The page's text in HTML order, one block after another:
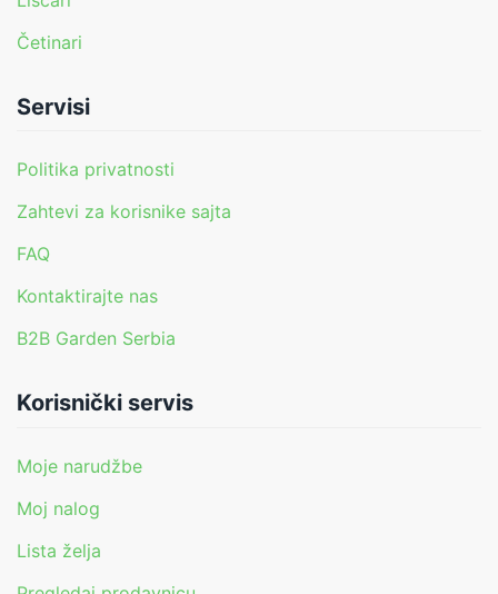
Četinari
Servisi
Politika privatnosti
Zahtevi za korisnike sajta
FAQ
Kontaktirajte nas
B2B Garden Serbia
Korisnički servis
Moje narudžbe
Moj nalog
Lista želja